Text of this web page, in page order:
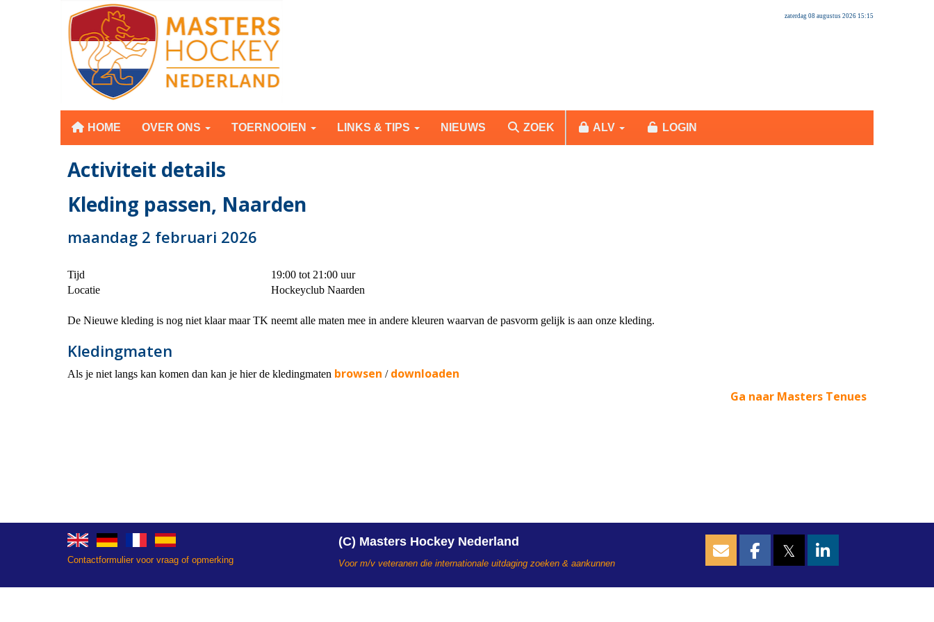
zaterdag 08 augustus 2026 15:15
HOME OVER ONS TOERNOOIEN LINKS & TIPS NIEUWS ZOEK ALV LOGIN
Activiteit details
Kleding passen, Naarden
maandag 2 februari 2026
Tijd
19:00 tot 21:00 uur
Locatie
Hockeyclub Naarden
De Nieuwe kleding is nog niet klaar maar TK neemt alle maten mee in andere kleuren waarvan de pasvorm gelijk is aan onze kleding.
Kledingmaten
Als je niet langs kan komen dan kan je hier de kledingmaten browsen / downloaden
Ga naar Masters Tenues
Contactformulier voor vraag of opmerking
(C) Masters Hockey Nederland
Voor m/v veteranen die internationale uitdaging zoeken & aankunnen
𝕏